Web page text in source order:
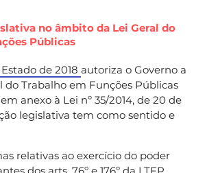
no âmbito da Lei Geral do
Públicas
de 2018 autoriza o Governo a
do Trabalho em Funções Públicas
anexo à Lei nº 35/2014, de 20 de
legislativa tem como sentido e
relativas ao exercício do poder
dos arts. 76º e 176º da LTFP,